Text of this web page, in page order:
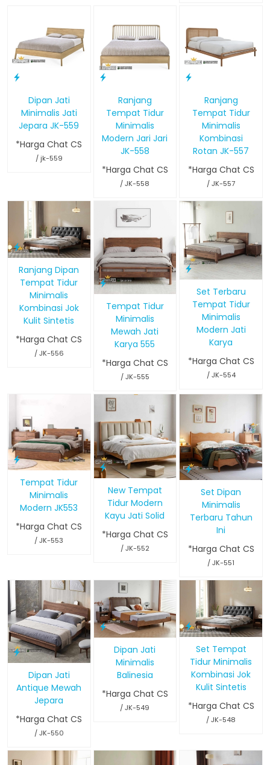
Dipan Jati
Minimalis Jati
Jepara JK-559
*Harga Chat CS
/ jk-559
Ranjang
Tempat Tidur
Minimalis
Modern Jari Jari
JK-558
*Harga Chat CS
/ JK-558
Ranjang
Tempat Tidur
Minimalis
Kombinasi
Rotan JK-557
*Harga Chat CS
/ JK-557
Ranjang Dipan
Tempat Tidur
Minimalis
Kombinasi Jok
Kulit Sintetis
*Harga Chat CS
/ JK-556
Tempat Tidur
Minimalis
Mewah Jati
Karya 555
*Harga Chat CS
/ JK-555
Set Terbaru
Tempat Tidur
Minimalis
Modern Jati
Karya
*Harga Chat CS
/ JK-554
Tempat Tidur
Minimalis
Modern JK553
*Harga Chat CS
/ JK-553
New Tempat
Tidur Modern
Kayu Jati Solid
*Harga Chat CS
/ JK-552
Set Dipan
Minimalis
Terbaru Tahun
Ini
*Harga Chat CS
/ JK-551
Dipan Jati
Antique Mewah
Jepara
*Harga Chat CS
/ JK-550
Dipan Jati
Minimalis
Balinesia
*Harga Chat CS
/ JK-549
Set Tempat
Tidur Minimalis
Kombinasi Jok
Kulit Sintetis
*Harga Chat CS
/ JK-548